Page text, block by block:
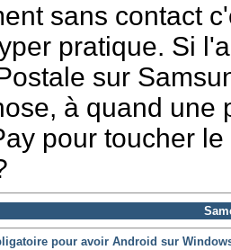
sans contact
pratique. Si
sur
à quand une
pour toucher
pour avoir Android sur